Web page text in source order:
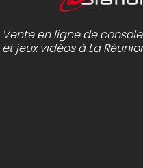
Vente en ligne de
et jeux vidéos à La